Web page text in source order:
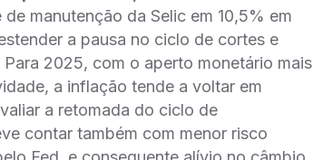
manutenção da Selic em 10,5% em
a pausa no ciclo de cortes e
2025, com o aperto monetário mais
a inflação tende a voltar em
a retomada do ciclo de
contar também com menor risco